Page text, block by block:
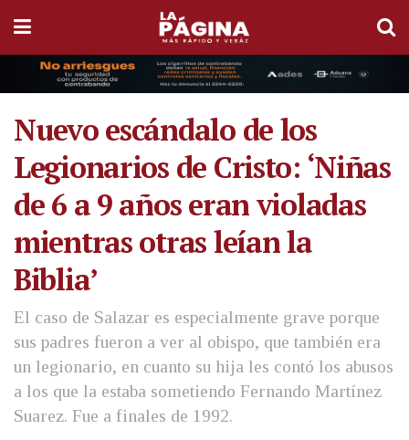
Nuevo escándalo de los
Legionarios de Cristo: ‘Niñas
de 6 a 9 años eran violadas
mientras otras leían la
Biblia’
El caso de Salazar es especialmente grave porque
sus padres fueron a ver al obispo, que también era
un legionario, en cuanto su hija les contó los abusos
a los que la estaba sometiendo Fernando Martínez
Suarez. Fue a finales de 1992.